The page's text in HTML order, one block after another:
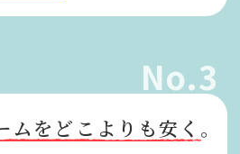
No.3
ムをどこよりも安く。